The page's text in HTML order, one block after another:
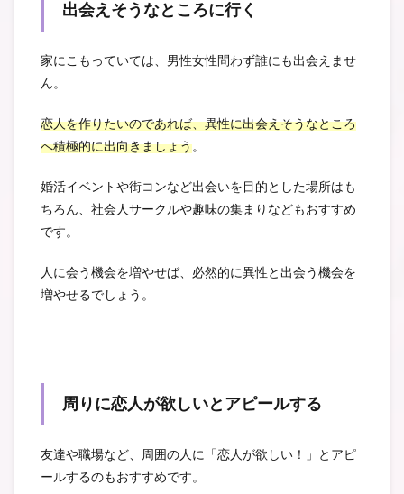
出会えそうなところに行く
家にこもっていては、男性女性問わず誰にも出会えませ
ん。
恋人を作りたいのであれば、異性に出会えそうなところ
へ積極的に出向きましょう。
婚活イベントや街コンなど出会いを目的とした場所はも
ちろん、社会人サークルや趣味の集まりなどもおすすめ
です。
人に会う機会を増やせば、必然的に異性と出会う機会を
増やせるでしょう。
周りに恋人が欲しいとアピールする
友達や職場など、周囲の人に「恋人が欲しい！」とアピ
ールするのもおすすめです。